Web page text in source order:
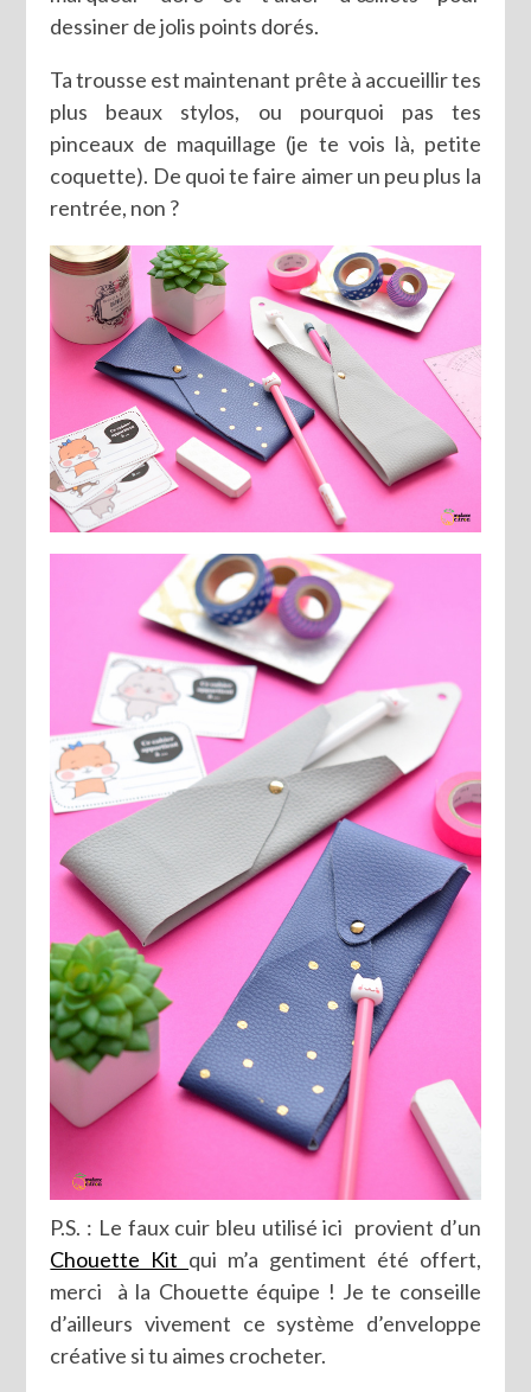
dessiner de jolis points dorés.
Ta trousse est maintenant prête à accueillir tes
plus beaux stylos, ou pourquoi pas tes
pinceaux de maquillage (je te vois là, petite
coquette). De quoi te faire aimer un peu plus la
rentrée, non ?
P.S. : Le faux cuir bleu utilisé ici provient d’un
Chouette Kit qui m’a gentiment été offert,
merci à la Chouette équipe ! Je te conseille
d’ailleurs vivement ce système d’enveloppe
créative si tu aimes crocheter.